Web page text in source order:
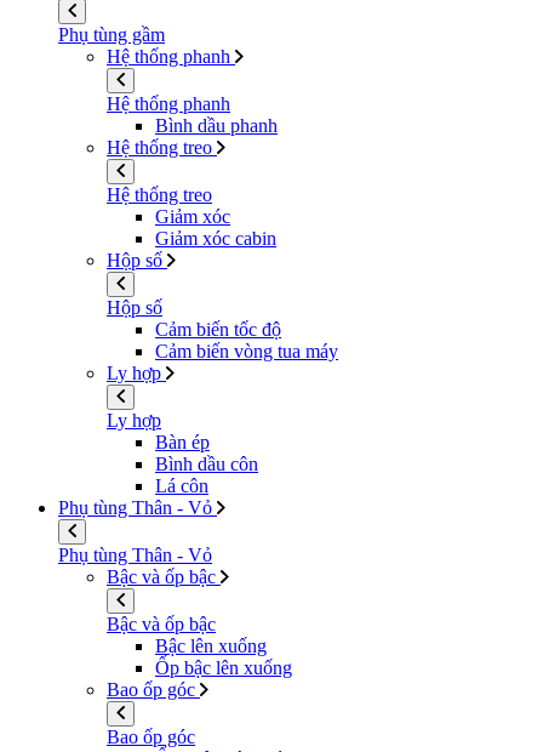
Phụ tùng gầm
Hệ thống phanh
Hệ thống phanh
Bình dầu phanh
Hệ thống treo
Hệ thống treo
Giảm xóc
Giảm xóc cabin
Hộp số
Hộp số
Cảm biến tốc độ
Cảm biến vòng tua máy
Ly hợp
Ly hợp
Bàn ép
Bình dầu côn
Lá côn
Phụ tùng Thân - Vỏ
Phụ tùng Thân - Vỏ
Bậc và ốp bậc
Bậc và ốp bậc
Bậc lên xuống
Ốp bậc lên xuống
Bao ốp góc
Bao ốp góc